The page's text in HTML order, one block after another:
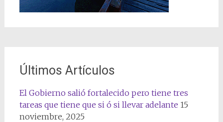
Últimos Artículos
El Gobierno salió fortalecido pero tiene tres
tareas que tiene que si ó si llevar adelante 15
noviembre, 2025